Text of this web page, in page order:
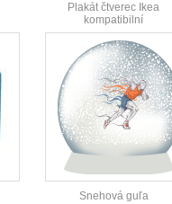
Plakát čtverec Ikea
kompatibilní
Snehová guľa